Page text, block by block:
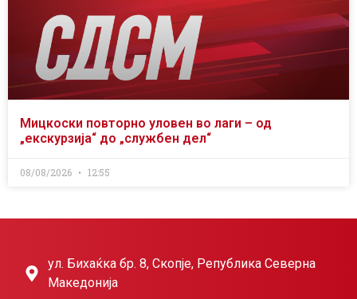
Мицкоски повторно уловен во лаги – од
„екскурзија“ до „службен дел“
08/08/2026 12:55
ул. Бихаќка бр. 8, Скопје, Република Северна
Македонија